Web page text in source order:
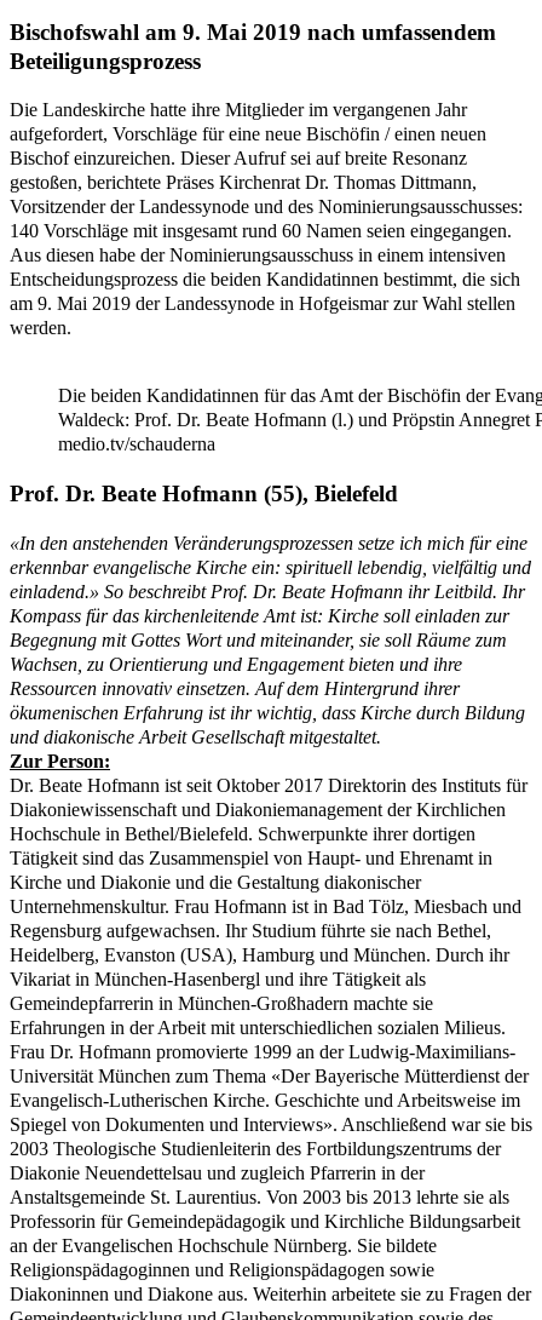
Bischofswahl am 9. Mai 2019 nach umfassendem
Beteiligungsprozess
Die Landeskirche hatte ihre Mitglieder im vergangenen Jahr
aufgefordert, Vorschläge für eine neue Bischöfin / einen neuen
Bischof einzureichen. Dieser Aufruf sei auf breite Resonanz
gestoßen, berichtete Präses Kirchenrat Dr. Thomas Dittmann,
Vorsitzender der Landessynode und des Nominierungsausschusses:
140 Vorschläge mit insgesamt rund 60 Namen seien eingegangen.
Aus diesen habe der Nominierungsausschuss in einem intensiven
Entscheidungsprozess die beiden Kandidatinnen bestimmt, die sich
am 9. Mai 2019 der Landessynode in Hofgeismar zur Wahl stellen
werden.
Die beiden Kandidatinnen für das Amt der Bischöfin der
Waldeck: Prof. Dr. Beate Hofmann (l.) und Pröpstin Annegret
medio.tv/schauderna
Prof. Dr. Beate Hofmann (55), Bielefeld
«In den anstehenden Veränderungsprozessen setze ich mich für eine
erkennbar evangelische Kirche ein: spirituell lebendig, vielfältig und
einladend.» So beschreibt Prof. Dr. Beate Hofmann ihr Leitbild. Ihr
Kompass für das kirchenleitende Amt ist: Kirche soll einladen zur
Begegnung mit Gottes Wort und miteinander, sie soll Räume zum
Wachsen, zu Orientierung und Engagement bieten und ihre
Ressourcen innovativ einsetzen. Auf dem Hintergrund ihrer
ökumenischen Erfahrung ist ihr wichtig, dass Kirche durch Bildung
und diakonische Arbeit Gesellschaft mitgestaltet.
Zur Person:
Dr. Beate Hofmann ist seit Oktober 2017 Direktorin des Instituts für
Diakoniewissenschaft und Diakoniemanagement der Kirchlichen
Hochschule in Bethel/Bielefeld. Schwerpunkte ihrer dortigen
Tätigkeit sind das Zusammenspiel von Haupt- und Ehrenamt in
Kirche und Diakonie und die Gestaltung diakonischer
Unternehmenskultur. Frau Hofmann ist in Bad Tölz, Miesbach und
Regensburg aufgewachsen. Ihr Studium führte sie nach Bethel,
Heidelberg, Evanston (USA), Hamburg und München. Durch ihr
Vikariat in München-Hasenbergl und ihre Tätigkeit als
Gemeindepfarrerin in München-Großhadern machte sie
Erfahrungen in der Arbeit mit unterschiedlichen sozialen Milieus.
Frau Dr. Hofmann promovierte 1999 an der Ludwig-Maximilians-
Universität München zum Thema «Der Bayerische Mütterdienst der
Evangelisch-Lutherischen Kirche. Geschichte und Arbeitsweise im
Spiegel von Dokumenten und Interviews». Anschließend war sie bis
2003 Theologische Studienleiterin des Fortbildungszentrums der
Diakonie Neuendettelsau und zugleich Pfarrerin in der
Anstaltsgemeinde St. Laurentius. Von 2003 bis 2013 lehrte sie als
Professorin für Gemeindepädagogik und Kirchliche Bildungsarbeit
an der Evangelischen Hochschule Nürnberg. Sie bildete
Religionspädagoginnen und Religionspädagogen sowie
Diakoninnen und Diakone aus. Weiterhin arbeitete sie zu Fragen der